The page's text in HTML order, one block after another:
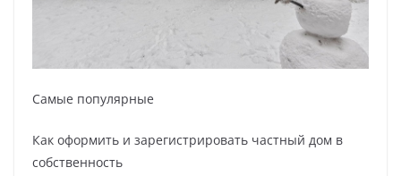
Самые популярные
Как оформить и зарегистрировать частный дом в
собственность